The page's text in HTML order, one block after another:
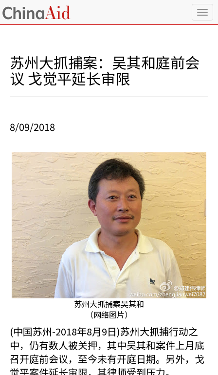
T
o
o
n
苏州大抓捕案：吴其和庭前会
议 戈觉平延长审限
8/09/2018
苏州大抓捕案吴其和
（网络图片）
(中国苏州-2018年8月9日)苏州大抓捕行动之
中，仍有数人被关押，其中吴其和案件上月底
召开庭前会议，至今未有开庭日期。另外，戈